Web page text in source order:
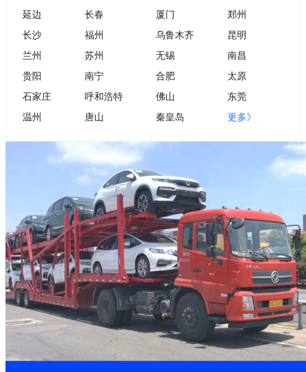
延边
长春 厦门
郑州
长沙
福州 乌鲁木齐
昆明
兰州
苏州 无锡
南昌
贵阳
南宁 合肥
太原
石家庄
呼和浩特 佛山
东莞
温州
唐山 秦皇岛 更多》